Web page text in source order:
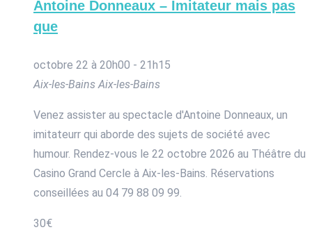
Antoine Donneaux – Imitateur mais pas
que
octobre 22 à 20h00 - 21h15
Aix-les-BainsAix-les-Bains
Venez assister au spectacle d'Antoine Donneaux, un
imitateurr qui aborde des sujets de société avec
humour. Rendez-vous le 22 octobre 2026 au Théâtre du
Casino Grand Cercle à Aix-les-Bains. Réservations
conseillées au 04 79 88 09 99.
30€